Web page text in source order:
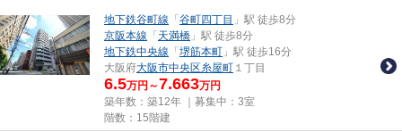
地下鉄谷町線 「 谷町四丁目 」駅 徒歩8分
京阪本線 「 天満橋 」駅 徒歩8分
地下鉄中央線 「 堺筋本町 」駅 徒歩16分
大阪府大阪市中央区糸屋町 １丁目
6.5万円～7.663万円
築年数：築12年 ｜募集中： 3室
階数：15階建